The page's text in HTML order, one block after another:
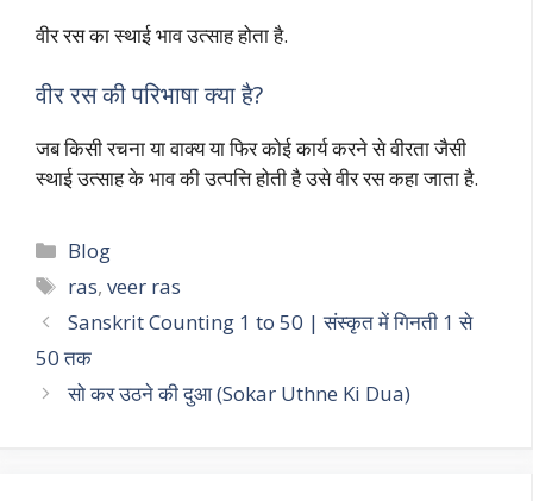
वीर रस का स्थाई भाव उत्साह होता है.
वीर रस की परिभाषा क्या है?
जब किसी रचना या वाक्य या फिर कोई कार्य करने से वीरता जैसी
स्थाई उत्साह के भाव की उत्पत्ति होती है उसे वीर रस कहा जाता है.
Blog
ras,veer ras
Sanskrit Counting 1 to 50 | संस्कृत में गिनती 1 से
50 तक
सो कर उठने की दुआ (Sokar Uthne Ki Dua)